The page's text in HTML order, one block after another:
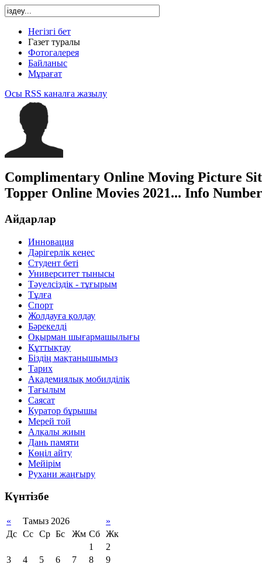
Негізгі бет
Газет туралы
Фотогалерея
Байланыс
Мұрағат
Осы RSS каналға жазылу
Complimentary Online Moving Picture
Topper Online Movies 2021... Info
Айдарлар
Инновация
Дәрігерлік кеңес
Студент беті
Университет тынысы
Тәуелсіздік - тұғырым
Тұлға
Спорт
Жолдауға қолдау
Бәрекелді
Оқырман шығармашылығы
Құттықтау
Біздің мақтанышымыз
Тарих
Академиялық мобилділік
Тағылым
Саясат
Куратор бұрышы
Мерей той
Алқалы жиын
Дань памяти
Көңіл айту
Мейірім
Рухани жаңғыру
Күнтізбе
« Тамыз 2026
»
Дс Сс Ср Бс Жм Сб Жк
1
2
3
4 5 6 7 8
9